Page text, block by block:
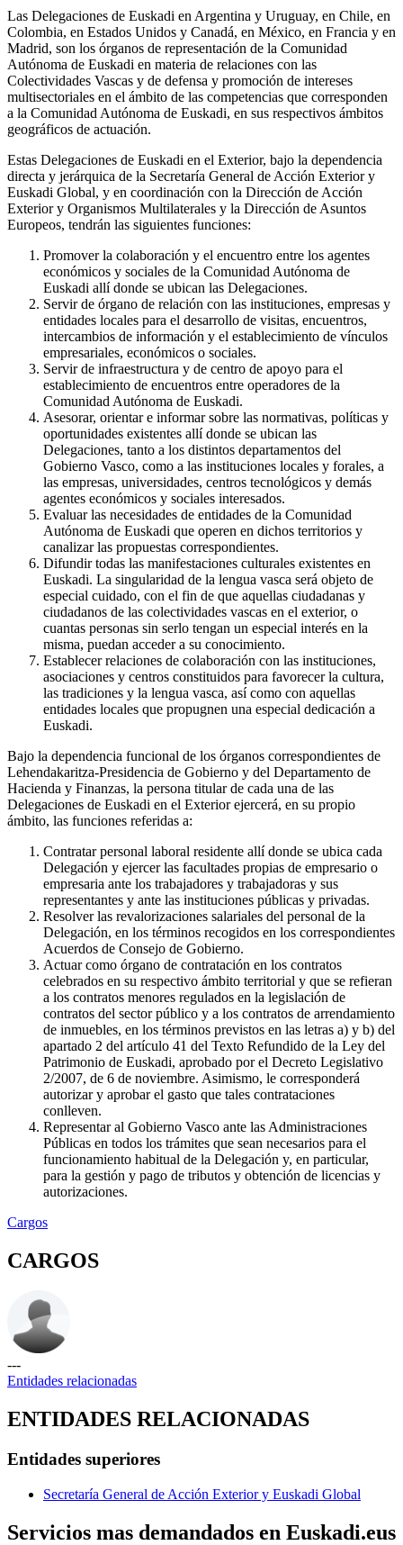
Las Delegaciones de Euskadi en Argentina y Uruguay, en Chile, en
Colombia, en Estados Unidos y Canadá, en México, en Francia y en
Madrid, son los órganos de representación de la Comunidad
Autónoma de Euskadi en materia de relaciones con las
Colectividades Vascas y de defensa y promoción de intereses
multisectoriales en el ámbito de las competencias que corresponden
a la Comunidad Autónoma de Euskadi, en sus respectivos ámbitos
geográficos de actuación.
Estas Delegaciones de Euskadi en el Exterior, bajo la dependencia
directa y jerárquica de la Secretaría General de Acción Exterior y
Euskadi Global, y en coordinación con la Dirección de Acción
Exterior y Organismos Multilaterales y la Dirección de Asuntos
Europeos, tendrán las siguientes funciones:
Promover la colaboración y el encuentro entre los agentes
económicos y sociales de la Comunidad Autónoma de
Euskadi allí donde se ubican las Delegaciones.
Servir de órgano de relación con las instituciones, empresas y
entidades locales para el desarrollo de visitas, encuentros,
intercambios de información y el establecimiento de vínculos
empresariales, económicos o sociales.
Servir de infraestructura y de centro de apoyo para el
establecimiento de encuentros entre operadores de la
Comunidad Autónoma de Euskadi.
Asesorar, orientar e informar sobre las normativas, políticas y
oportunidades existentes allí donde se ubican las
Delegaciones, tanto a los distintos departamentos del
Gobierno Vasco, como a las instituciones locales y forales, a
las empresas, universidades, centros tecnológicos y demás
agentes económicos y sociales interesados.
Evaluar las necesidades de entidades de la Comunidad
Autónoma de Euskadi que operen en dichos territorios y
canalizar las propuestas correspondientes.
Difundir todas las manifestaciones culturales existentes en
Euskadi. La singularidad de la lengua vasca será objeto de
especial cuidado, con el fin de que aquellas ciudadanas y
ciudadanos de las colectividades vascas en el exterior, o
cuantas personas sin serlo tengan un especial interés en la
misma, puedan acceder a su conocimiento.
Establecer relaciones de colaboración con las instituciones,
asociaciones y centros constituidos para favorecer la cultura,
las tradiciones y la lengua vasca, así como con aquellas
entidades locales que propugnen una especial dedicación a
Euskadi.
Bajo la dependencia funcional de los órganos correspondientes de
Lehendakaritza-Presidencia de Gobierno y del Departamento de
Hacienda y Finanzas, la persona titular de cada una de las
Delegaciones de Euskadi en el Exterior ejercerá, en su propio
ámbito, las funciones referidas a:
Contratar personal laboral residente allí donde se ubica cada
Delegación y ejercer las facultades propias de empresario o
empresaria ante los trabajadores y trabajadoras y sus
representantes y ante las instituciones públicas y privadas.
Resolver las revalorizaciones salariales del personal de la
Delegación, en los términos recogidos en los correspondientes
Acuerdos de Consejo de Gobierno.
Actuar como órgano de contratación en los contratos
celebrados en su respectivo ámbito territorial y que se refieran
a los contratos menores regulados en la legislación de
contratos del sector público y a los contratos de arrendamiento
de inmuebles, en los términos previstos en las letras a) y b) del
apartado 2 del artículo 41 del Texto Refundido de la Ley del
Patrimonio de Euskadi, aprobado por el Decreto Legislativo
2/2007, de 6 de noviembre. Asimismo, le corresponderá
autorizar y aprobar el gasto que tales contrataciones
conlleven.
Representar al Gobierno Vasco ante las Administraciones
Públicas en todos los trámites que sean necesarios para el
funcionamiento habitual de la Delegación y, en particular,
para la gestión y pago de tributos y obtención de licencias y
autorizaciones.
Cargos
CARGOS
---
Entidades relacionadas
ENTIDADES RELACIONADAS
Entidades superiores
Secretaría General de Acción Exterior y Euskadi Global
Servicios mas demandados en Euskadi.eus